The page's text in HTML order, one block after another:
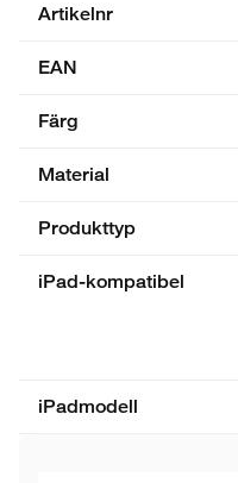
Artikelnr
EAN
Färg
Material
Produkttyp
iPad-kompatibel
iPadmodell